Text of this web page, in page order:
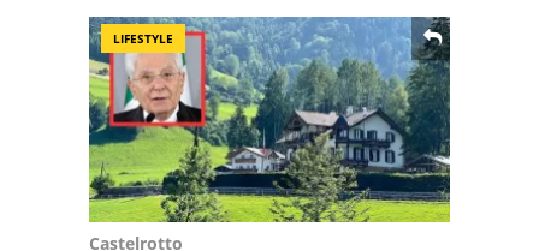
LIFESTYLE
Castelrotto